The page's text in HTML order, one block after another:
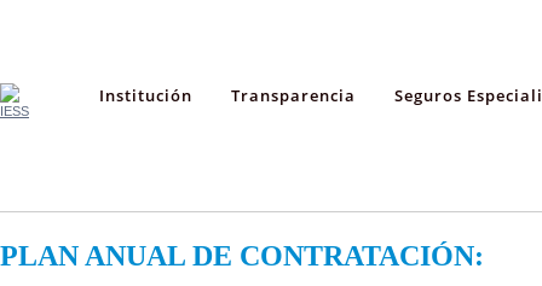
Institución Transparencia Seguros
PLAN ANUAL DE CONTRATACIÓN: